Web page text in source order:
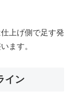
上げ側で足す発
ます。
イン